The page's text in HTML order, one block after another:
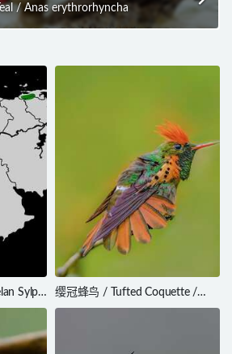
/ Anas erythrorhyncha
Sylph
缨冠蜂鸟 / Tufted Coquette /
Lophornis ornatus